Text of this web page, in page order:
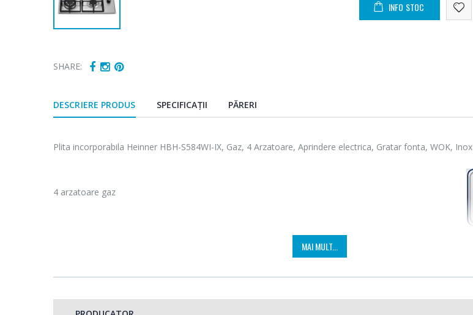
SHARE:
INFO STOC
DESCRIERE PRODUS SPECIFICAȚII PĂRERI
Plita incorporabila Heinner HBH-S584WI-IX, Gaz, 4 Arzatoare, Aprindere electrica, Gratar fonta, WOK, Inox
4 arzatoare gaz
MAI MULT...
Heinner ...